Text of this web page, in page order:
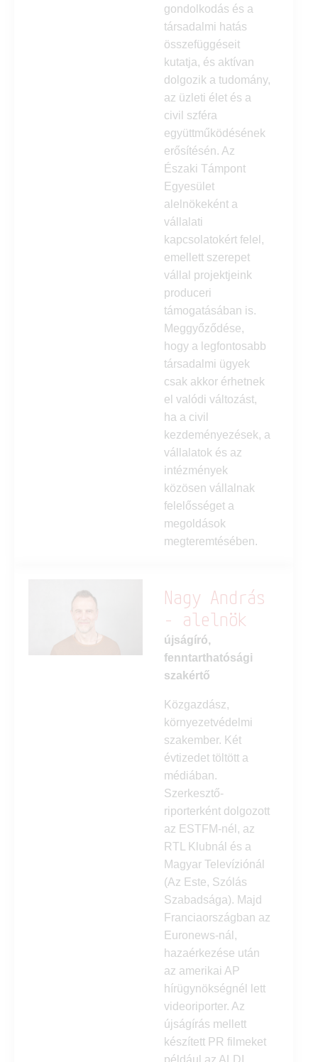
gondolkodás és a
társadalmi hatás
összefüggéseit
kutatja, és aktívan
dolgozik a tudomány,
az üzleti élet és a
civil szféra
együttműködésének
erősítésén. Az
Északi Támpont
Egyesület
alelnökeként a
vállalati
kapcsolatokért felel,
emellett szerepet
vállal projektjeink
produceri
támogatásában is.
Meggyőződése,
hogy a legfontosabb
társadalmi ügyek
csak akkor érhetnek
el valódi változást,
ha a civil
kezdeményezések, a
vállalatok és az
intézmények
közösen vállalnak
felelősséget a
megoldások
megteremtésében.
Nagy András
- alelnök
újságíró,
fenntarthatósági
szakértő
Közgazdász,
környezetvédelmi
szakember. Két
évtizedet töltött a
médiában.
Szerkesztő-
riporterként dolgozott
az ESTFM-nél, az
RTL Klubnál és a
Magyar Televíziónál
(Az Este, Szólás
Szabadsága). Majd
Franciaországban az
Euronews-nál,
hazaérkezése után
az amerikai AP
hírügynökségnél lett
videoriporter. Az
újságírás mellett
készített PR filmeket
például az ALDI